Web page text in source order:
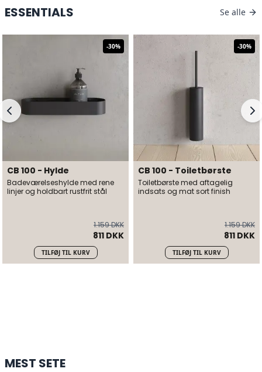
ESSENTIALS Se alle
-30%
CB 100 - Hylde
Badeværelseshylde med rene
linjer og holdbart rustfrit stål
1.159 DKK
811 DKK
TILFØJ TIL KURV
-30%
CB 100 - Toiletbørste
Toiletbørste med aftagelig
indsats og mat sort finish
1.159 DKK
811 DKK
TILFØJ TIL KURV
MEST SETE